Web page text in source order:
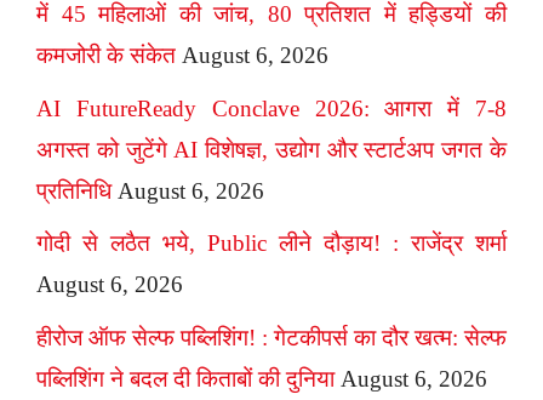
में 45 महिलाओं की जांच, 80 प्रतिशत में हड्डियों की
कमजोरी के संकेत August 6, 2026
AI FutureReady Conclave 2026: आगरा में 7-8
अगस्त को जुटेंगे AI विशेषज्ञ, उद्योग और स्टार्टअप जगत के
प्रतिनिधि August 6, 2026
गोदी से लठैत भये, Public लीने दौड़ाय! : राजेंद्र शर्मा
August 6, 2026
हीरोज ऑफ सेल्फ पब्लिशिंग! : गेटकीपर्स का दौर खत्म: सेल्फ
पब्लिशिंग ने बदल दी किताबों की दुनिया August 6, 2026